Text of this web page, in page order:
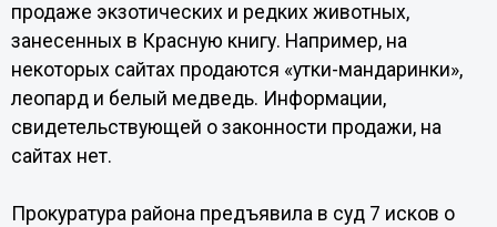
продаже экзотических и редких животных,
занесенных в Красную книгу. Например, на
некоторых сайтах продаются «утки-мандаринки»,
леопард и белый медведь. Информации,
свидетельствующей о законности продажи, на
сайтах нет.
Прокуратура района предъявила в суд 7 исков о